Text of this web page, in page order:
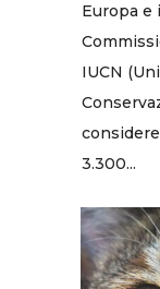
Europa e
IUCN
3.300...